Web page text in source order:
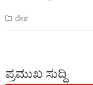
ದೇಶ
ಪ್ರಮುಖ ಸುದ್ದಿ